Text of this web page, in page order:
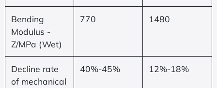
Bending
Modulus -
Z/MPa (Wet)
770 1480
Decline rate
of mechanical
40%-45% 12%-18%